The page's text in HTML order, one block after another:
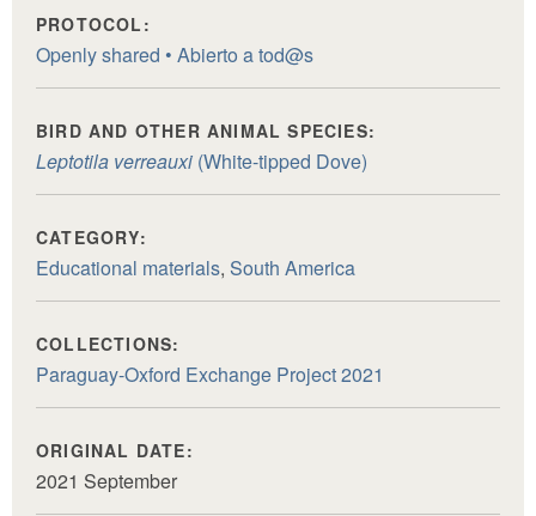
PROTOCOL:
Openly shared • Abierto a tod@s
BIRD AND OTHER ANIMAL SPECIES:
Leptotila verreauxi (White-tipped Dove)
CATEGORY:
Educational materials, South America
COLLECTIONS:
Paraguay-Oxford Exchange Project 2021
ORIGINAL DATE:
2021 September